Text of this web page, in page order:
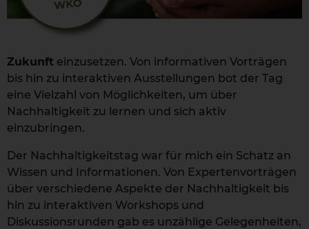
Zukunft einzusetzen. Von informativen Vorträgen
bis hin zu interaktiven Ausstellungen bot der Tag
eine Vielzahl von Möglichkeiten, um über
Nachhaltigkeit zu lernen und sich aktiv
einzubringen.
Der Nachhaltigkeitstag war für mich ein Schatz an
Wissen und Informationen. Von Expertenvorträgen
über verschiedene Aspekte der Nachhaltigkeit bis
hin zu interaktiven Workshops und
Diskussionsrunden gab es unzählige Gelegenheiten,